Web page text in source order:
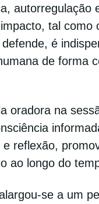
autorregulação
tal como
é
de forma
oradora na
reflexão,
ao longo do
se a um